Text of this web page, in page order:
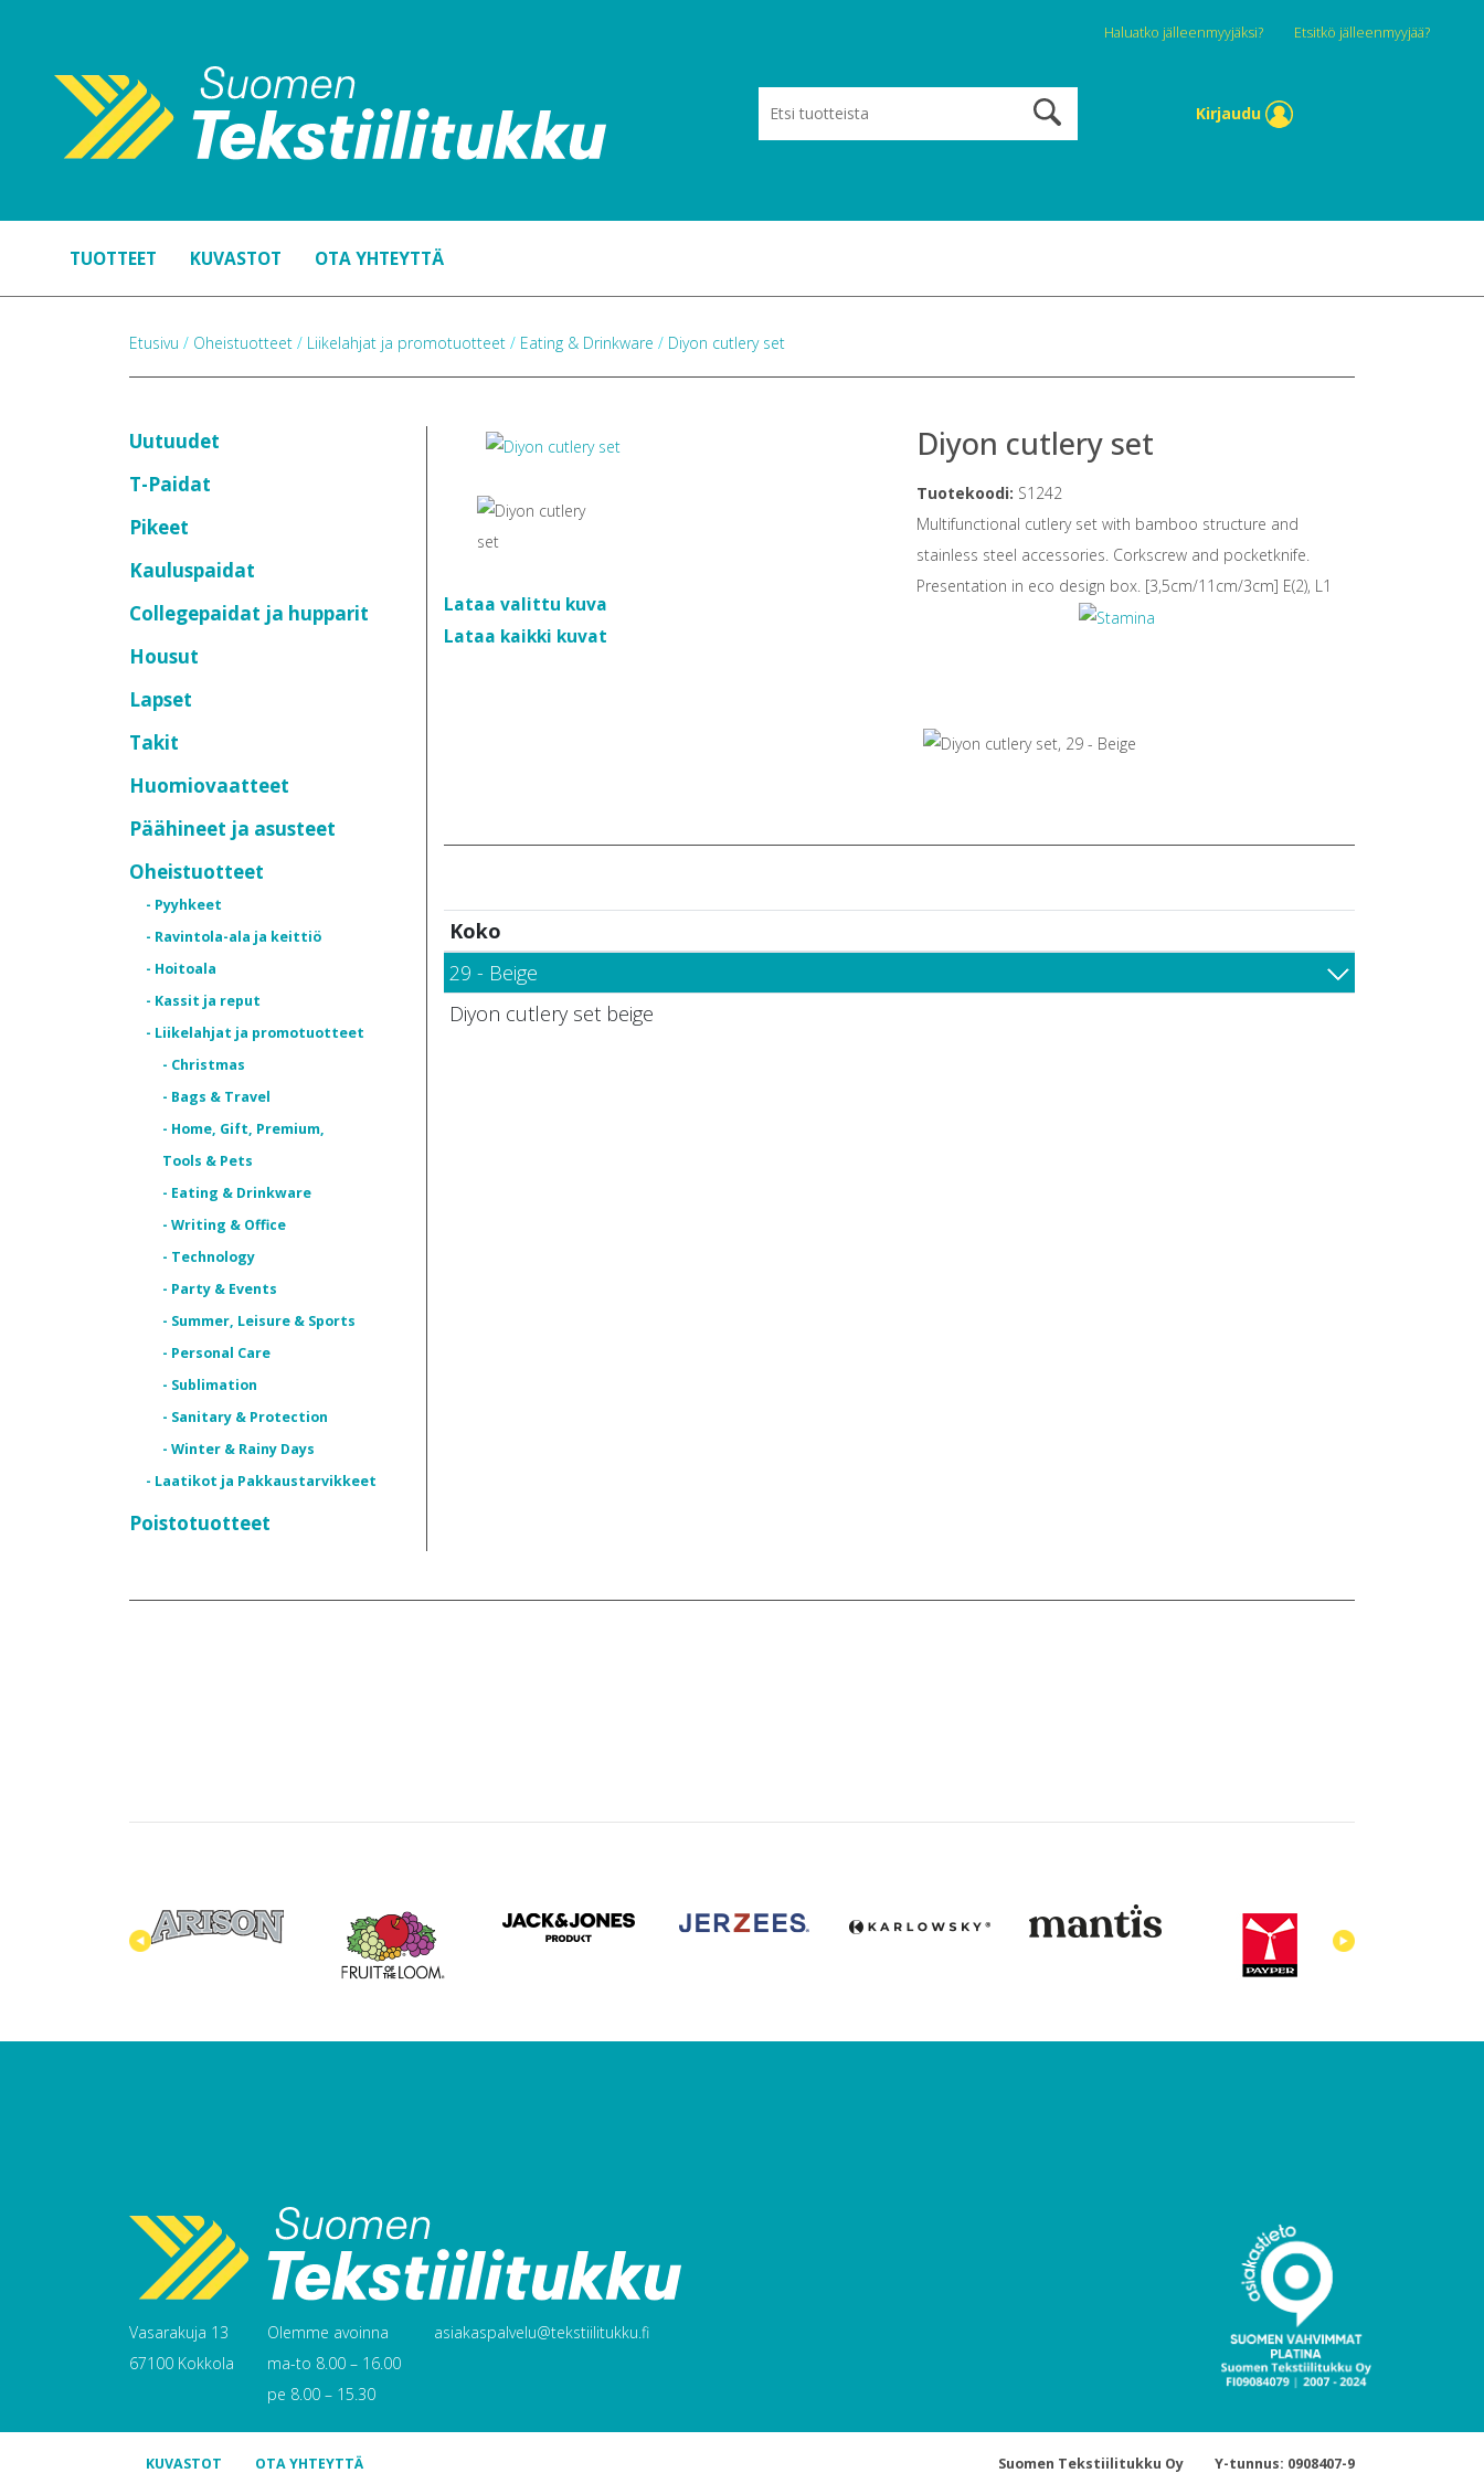
Haluatko jälleenmyyjäksi? Etsitkö jälleenmyyjää?
Kirjaudu
TUOTTEET KUVASTOT OTA YHTEYTTÄ
Etusivu / Oheistuotteet / Liikelahjat ja promotuotteet / Eating & Drinkware / Diyon cutlery set
Uutuudet
T-Paidat
Pikeet
Kauluspaidat
Collegepaidat ja hupparit
Housut
Lapset
Takit
Huomiovaatteet
Päähineet ja asusteet
Oheistuotteet
- Pyyhkeet
- Ravintola-ala ja keittiö
- Hoitoala
- Kassit ja reput
- Liikelahjat ja promotuotteet
- Christmas
- Bags & Travel
- Home, Gift, Premium,
Tools & Pets
- Eating & Drinkware
- Writing & Office
- Technology
- Party & Events
- Summer, Leisure & Sports
- Personal Care
- Sublimation
- Sanitary & Protection
- Winter & Rainy Days
- Laatikot ja Pakkaustarvikkeet
Poistotuotteet
Lataa valittu kuva
Lataa kaikki kuvat
Diyon cutlery set
Tuotekoodi: S1242
Multifunctional cutlery set with bamboo structure and
stainless steel accessories. Corkscrew and pocketknife.
Presentation in eco design box. [3,5cm/11cm/3cm] E(2), L1
Koko
29 - Beige
Diyon cutlery set beige
Vasarakuja 13
67100 Kokkola
Olemme avoinna
ma-to 8.00 – 16.00
pe 8.00 – 15.30
asiakaspalvelu@tekstiilitukku.fi
KUVASTOT OTA YHTEYTTÄ Suomen Tekstiilitukku Oy Y-tunnus: 0908407-9